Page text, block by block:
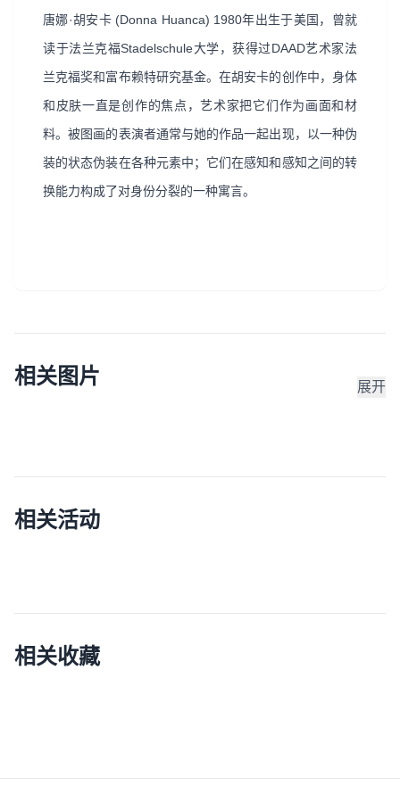
唐娜·胡安卡 (Donna Huanca) 1980年出生于美国，曾就
读于法兰克福Stadelschule大学，获得过DAAD艺术家法
兰克福奖和富布赖特研究基金。在胡安卡的创作中，身体
和皮肤一直是创作的焦点，艺术家把它们作为画面和材
料。被图画的表演者通常与她的作品一起出现，以一种伪
装的状态伪装在各种元素中；它们在感知和感知之间的转
换能力构成了对身份分裂的一种寓言。
相关图片 展开
相关活动
相关收藏